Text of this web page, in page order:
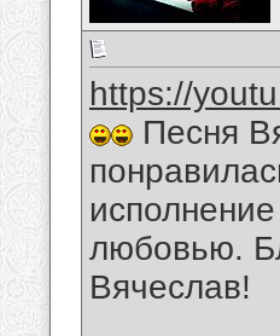
https://
Песня
любовью.
Вячеслав!